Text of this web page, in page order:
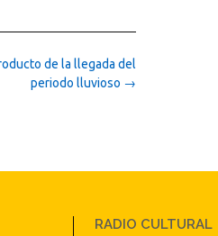
de la llegada del
periodo lluvioso →
RADIO CULTURAL